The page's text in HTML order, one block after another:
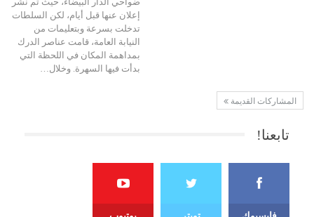
إعلان عنها قبل أيام، لكن السلطات
تدخلت بسرعة وبتعليمات من
النيابة العامة، قامت عناصر الدرك
بمداهمة المكان في اللحظة التي
بدأت فيها السهرة. وخلال…
المشاركات القديمة
تابعنا!